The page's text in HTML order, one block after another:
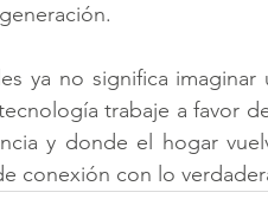
ya no significa
trabaje a favor
y donde el hogar
conexión con lo